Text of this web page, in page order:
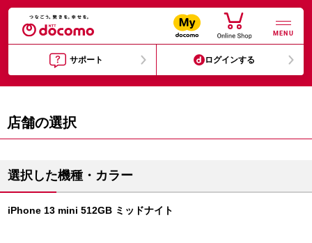
MENU
サポート ログインする
店舗の選択
選択した機種・カラー
iPhone 13 mini 512GB ミッドナイト